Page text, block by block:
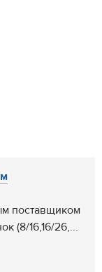
поставщиком
(8/16,16/26,...